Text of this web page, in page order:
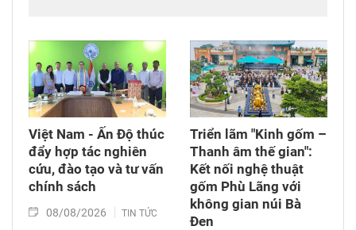
cho đồng bào nghèo tại xã biên giới Hùng Sơn
(thành phố Đà Nẵng).
Việt Nam - Ấn Độ thúc
đẩy hợp tác nghiên
cứu, đào tạo và tư vấn
chính sách
08/08/2026 TIN TỨC
Triển lãm "Kinh gốm –
Thanh âm thế gian":
Kết nối nghệ thuật
gốm Phù Lãng với
không gian núi Bà
Đen